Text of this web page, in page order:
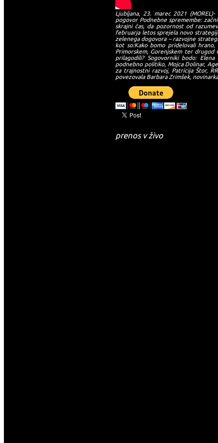
Ljubljana, 23. marec 2021
pogovor Podnebne spremembe:
skrajni čas, da pozornost od
februarja letos sprejela novo
zelenega dogovora – razvojne
kot so:Kako bomo pridelovali
Primorskem, Gorenjskem ter drugod
prilagodili? Sogovorniki bodo:
podnebno politiko, Mojca Dolinar,
za trajnostni razvoj, Patricija Štor,
povezovala Barbara Zrimšek,
prenos v živo